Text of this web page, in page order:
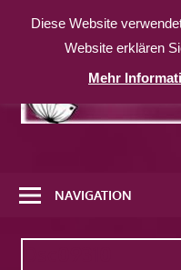
Inhalt
weitere
Website
NAVIGATION
Diese Website
Website erklären
Mehr